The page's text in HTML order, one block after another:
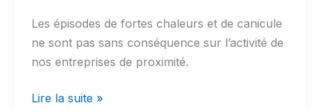
Les épisodes de fortes chaleurs et de canicule
ne sont pas sans conséquence sur l’activité de
nos entreprises de proximité.
Canicule
Lire la suite »